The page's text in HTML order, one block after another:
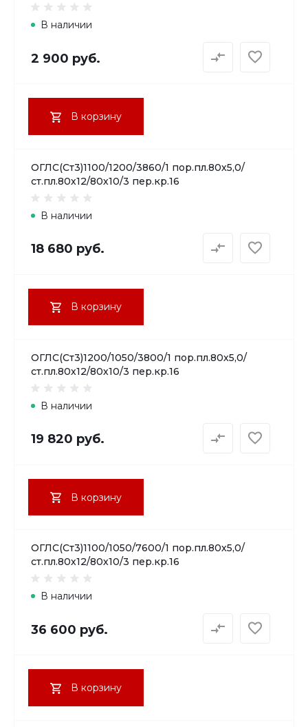
В наличии
2 900 руб.
В корзину
ОГЛС(Ст3)1100/1200/3860/1 пор.пл.80х5,0/
ст.пл.80х12/80х10/3 пер.кр.16
В наличии
18 680 руб.
В корзину
ОГЛС(Ст3)1200/1050/3800/1 пор.пл.80х5,0/
ст.пл.80х12/80х10/3 пер.кр.16
В наличии
19 820 руб.
В корзину
ОГЛС(Ст3)1100/1050/7600/1 пор.пл.80х5,0/
ст.пл.80х12/80х10/3 пер.кр.16
В наличии
36 600 руб.
В корзину